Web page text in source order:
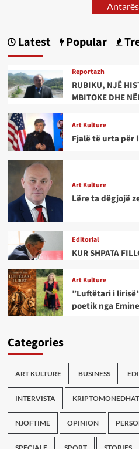
Latest Popular
Reportazh
RUBIKU, NJË
MBITOKE DHE
Art Kulture
Fjalë të urta për
Art Kulture
Lëre ta dëgjojë
Editorial
KUR SHPATA
Art Kulture
”Luftëtari i
poetik nga
Categories
ART KULTURE BUSINESS
INTERVISTA KRIPTOMONEDHAT
NJOFTIME OPINION